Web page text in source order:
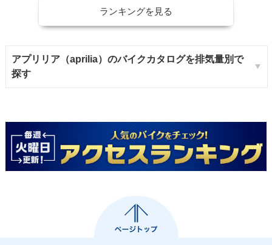
ランキングを見る
アプリリア（aprilia）のバイクカタログを排気量別で
探す